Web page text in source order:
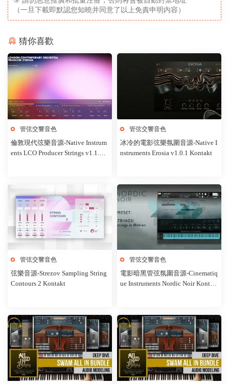
（一旦下載即默認您知曉并同意了以上免責申明内容）
猜你喜歡
管弦交響音色
倫敦現代弦樂音源-Native Instrum
ents LCO Producer Strings v1.1.0 K
管弦交響音色
冰冷的電影弦樂氛圍音源-Native I
nstruments Erosia v1.0.1 Kontakt
管弦交響音色
弦樂音源-Strezov Sampling String
Contours 2 Kontakt
管弦交響音色
電影暗黑管弦氛圍音源-Cinematiq
ue Instruments Nordic Noir Kontak